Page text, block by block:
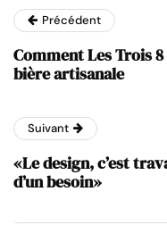
Précédent
Comment Les Trois
bière artisanale
Suivant
«Le design, c’est
d’un besoin»